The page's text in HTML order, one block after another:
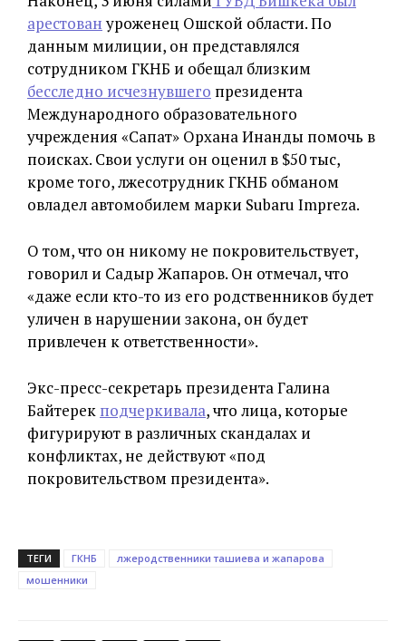
арестовануроженец Ошской области. По
данным милиции, он представлялся
сотрудником ГКНБ и обещал близким
бесследно исчезнувшего президента
Международного образовательного
учреждения «Сапат» Орхана Инанды помочь в
поисках. Свои услуги он оценил в $50 тыс,
кроме того, лжесотрудник ГКНБ обманом
овладел автомобилем марки Subaru Impreza.
О том, что он никому не покровительствует,
говорил и Садыр Жапаров. Он отмечал, что
«даже если кто-то из его родственников будет
уличен в нарушении закона, он будет
привлечен к ответственности».
Экс-пресс-секретарь президента Галина
Байтерек подчеркивала, что лица, которые
фигурируют в различных скандалах и
конфликтах, не действуют «под
покровительством президента».
ТЕГИ ГКНБ
лжеродственники ташиева и жапарова
мошенники